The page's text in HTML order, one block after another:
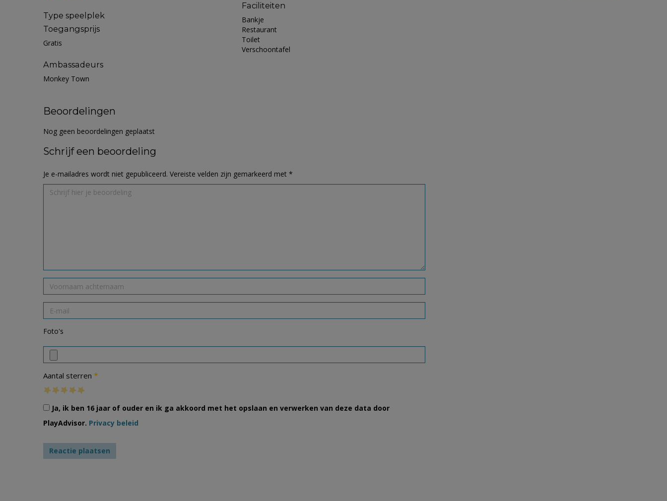
Type speelplek
Toegangsprijs
Gratis
Ambassadeurs
Monkey Town
Faciliteiten
Bankje
Restaurant
Toilet
Verschoontafel
Beoordelingen
Nog geen beoordelingen geplaatst
Schrijf een beoordeling
Je e-mailadres wordt niet gepubliceerd. Vereiste velden zijn gemarkeerd met *
Foto's
Aantal sterren *
Ja, ik ben 16 jaar of ouder en ik ga akkoord met het opslaan en verwerken van deze data door
PlayAdvisor. Privacy beleid